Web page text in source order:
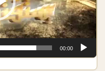
00:00